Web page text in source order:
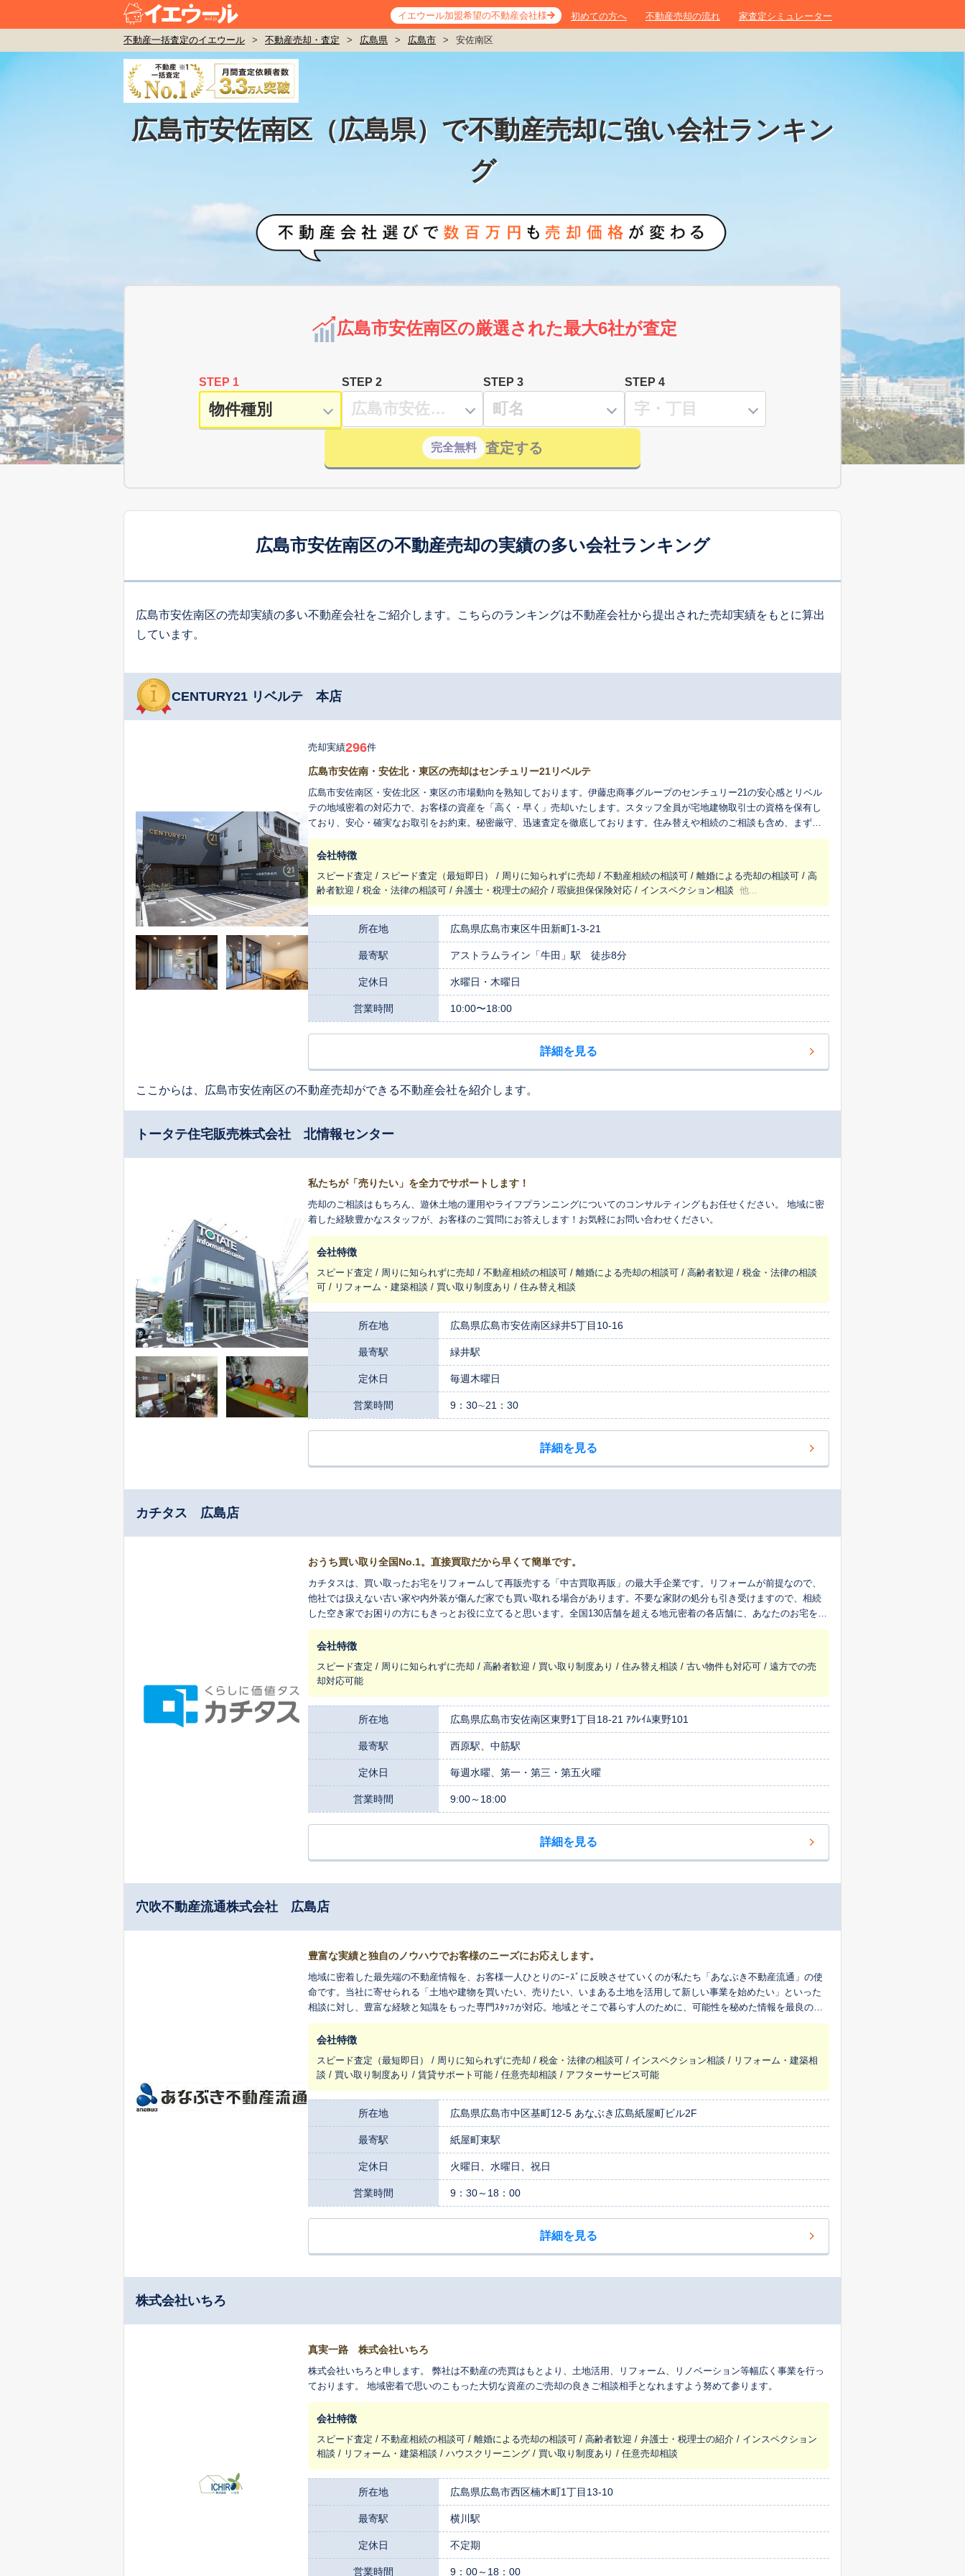
イエウール加盟希望の不動産会社様 初めての方へ 不動産売却の流れ 家査定シミュレーター
不動産一括査定のイエウール > 不動産売却・査定 > 広島県 > 広島市 > 安佐南区
広島市安佐南区（広島県）で不動産売却に強い会社ランキン
グ
広島市安佐南区の厳選された最大6社が査定
STEP 1 STEP 2 STEP 3 STEP 4
完全無料 査定する
広島市安佐南区の不動産売却の実績の多い会社ランキング
広島市安佐南区の売却実績の多い不動産会社をご紹介します。こちらのランキングは不動産会社から提出された売却実績をもとに算出
しています。
CENTURY21 リベルテ 本店
売却実績296件
広島市安佐南・安佐北・東区の売却はセンチュリー21リベルテ
広島市安佐南区・安佐北区・東区の市場動向を熟知しております。伊藤忠商事グループのセンチュリー21の安心感とリベル
テの地域密着の対応力で、お客様の資産を「高く・早く」売却いたします。スタッフ全員が宅地建物取引士の資格を保有し
ており、安心・確実なお取引をお約束。秘密厳守、迅速査定を徹底しております。住み替えや相続のご相談も含め、まずは
査定価格だけでもお気軽にお問い合わせください。
会社特徴
スピード査定 / スピード査定（最短即日） / 周りに知られずに売却 / 不動産相続の相談可 / 離婚による売却の相談可 / 高
齢者歓迎 / 税金・法律の相談可 / 弁護士・税理士の紹介 / 瑕疵担保保険対応 / インスペクション相談 他...
所在地 広島県広島市東区牛田新町1-3-21
最寄駅 アストラムライン「牛田」駅 徒歩8分
定休日 水曜日・木曜日
営業時間 10:00〜18:00
詳細を見る
ここからは、広島市安佐南区の不動産売却ができる不動産会社を紹介します。
トータテ住宅販売株式会社 北情報センター
私たちが「売りたい」を全力でサポートします！
売却のご相談はもちろん、遊休土地の運用やライフプランニングについてのコンサルティングもお任せください。 地域に密
着した経験豊かなスタッフが、お客様のご質問にお答えします！お気軽にお問い合わせください。
会社特徴
スピード査定 / 周りに知られずに売却 / 不動産相続の相談可 / 離婚による売却の相談可 / 高齢者歓迎 / 税金・法律の相談
可 / リフォーム・建築相談 / 買い取り制度あり / 住み替え相談
所在地 広島県広島市安佐南区緑井5丁目10-16
最寄駅 緑井駅
定休日 毎週木曜日
営業時間 9：30∼21：30
詳細を見る
カチタス 広島店
おうち買い取り全国No.1。直接買取だから早くて簡単です。
カチタスは、買い取ったお宅をリフォームして再販売する「中古買取再販」の最大手企業です。リフォームが前提なので、
他社では扱えない古い家や内外装が傷んだ家でも買い取れる場合があります。不要な家財の処分も引き受けますので、相続
した空き家でお困りの方にもきっとお役に立てると思います。全国130店舗を超える地元密着の各店舗に、あなたのお宅を生
まれ変わらせ、長く住みつなぐお手伝いをさせてください。
会社特徴
スピード査定 / 周りに知られずに売却 / 高齢者歓迎 / 買い取り制度あり / 住み替え相談 / 古い物件も対応可 / 遠方での売
却対応可能
所在地 広島県広島市安佐南区東野1丁目18-21 ｱｸﾚｲﾑ東野101
最寄駅 西原駅、中筋駅
定休日 毎週水曜、第一・第三・第五火曜
営業時間 9:00～18:00
詳細を見る
穴吹不動産流通株式会社 広島店
豊富な実績と独自のノウハウでお客様のニーズにお応えします。
地域に密着した最先端の不動産情報を、お客様一人ひとりのﾆｰｽﾞに反映させていくのが私たち「あなぶき不動産流通」の使
命です。当社に寄せられる「土地や建物を買いたい、売りたい、いまある土地を活用して新しい事業を始めたい」といった
相談に対し、豊富な経験と知識をもった専門ｽﾀｯﾌが対応。地域とそこで暮らす人のために、可能性を秘めた情報を最良の形
にして提案します。
会社特徴
スピード査定（最短即日） / 周りに知られずに売却 / 税金・法律の相談可 / インスペクション相談 / リフォーム・建築相
談 / 買い取り制度あり / 賃貸サポート可能 / 任意売却相談 / アフターサービス可能
所在地 広島県広島市中区基町12-5 あなぶき広島紙屋町ビル2F
最寄駅 紙屋町東駅
定休日 火曜日、水曜日、祝日
営業時間 9：30～18：00
詳細を見る
株式会社いちろ
真実一路 株式会社いちろ
株式会社いちろと申します。 弊社は不動産の売買はもとより、土地活用、リフォーム、リノベーション等幅広く事業を行っ
ております。 地域密着で思いのこもった大切な資産のご売却の良きご相談相手となれますよう努めて参ります。
会社特徴
スピード査定 / 不動産相続の相談可 / 離婚による売却の相談可 / 高齢者歓迎 / 弁護士・税理士の紹介 / インスペクション
相談 / リフォーム・建築相談 / ハウスクリーニング / 買い取り制度あり / 任意売却相談
所在地 広島県広島市西区楠木町1丁目13-10
最寄駅 横川駅
定休日 不定期
営業時間 9：00～18：00